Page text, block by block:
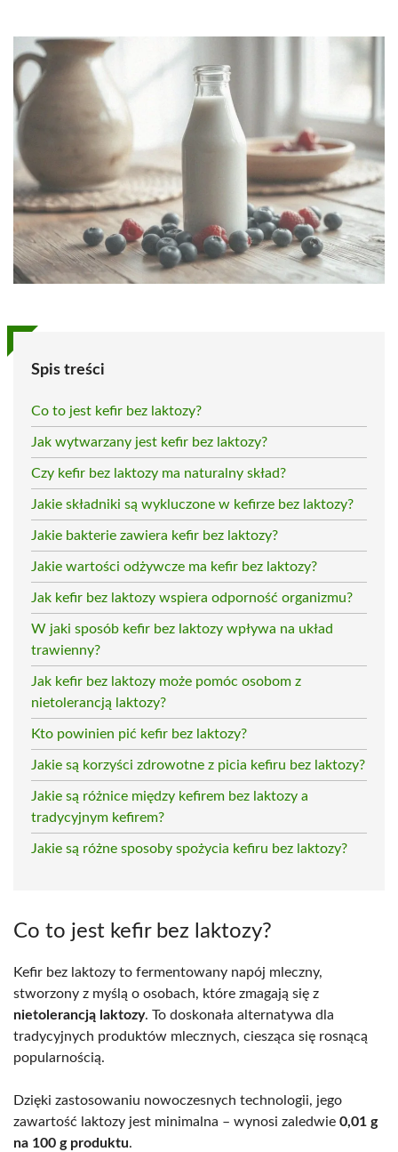
Spis treści
Co to jest kefir bez laktozy?
Jak wytwarzany jest kefir bez laktozy?
Czy kefir bez laktozy ma naturalny skład?
Jakie składniki są wykluczone w kefirze bez laktozy?
Jakie bakterie zawiera kefir bez laktozy?
Jakie wartości odżywcze ma kefir bez laktozy?
Jak kefir bez laktozy wspiera odporność organizmu?
W jaki sposób kefir bez laktozy wpływa na układ
trawienny?
Jak kefir bez laktozy może pomóc osobom z
nietolerancją laktozy?
Kto powinien pić kefir bez laktozy?
Jakie są korzyści zdrowotne z picia kefiru bez laktozy?
Jakie są różnice między kefirem bez laktozy a
tradycyjnym kefirem?
Jakie są różne sposoby spożycia kefiru bez laktozy?
Co to jest kefir bez laktozy?
Kefir bez laktozy to fermentowany napój mleczny,
stworzony z myślą o osobach, które zmagają się z
nietolerancją laktozy. To doskonała alternatywa dla
tradycyjnych produktów mlecznych, ciesząca się rosnącą
popularnością.
Dzięki zastosowaniu nowoczesnych technologii, jego
zawartość laktozy jest minimalna – wynosi zaledwie 0,01 g
na 100 g produktu.